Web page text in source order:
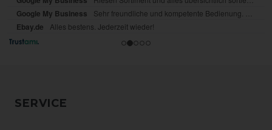
SERVICE